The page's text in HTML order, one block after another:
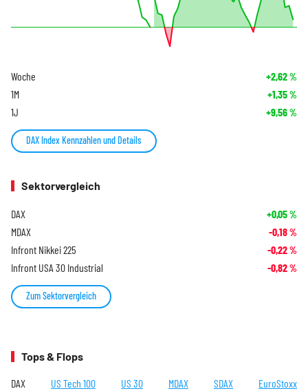
Woche +2,62%
1M +1,35%
1J +9,56%
DAX Index Kennzahlen und Details
Sektorvergleich
DAX +0,05%
MDAX -0,18%
Infront Nikkei 225 -0,22%
Infront USA 30 Industrial -0,82%
Zum Sektorvergleich
Tops & Flops
DAX US Tech 100 US 30 MDAX SDAX EuroStoxx